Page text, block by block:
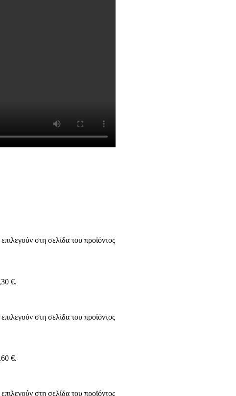
στη σελίδα του προϊόντος
€.
στη σελίδα του προϊόντος
€.
στη σελίδα του προϊόντος